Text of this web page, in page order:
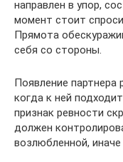
направлен в упор,
момент стоит
Прямота
себя со стороны.
Появление
когда к ней
признак ревности
должен
возлюбленной, иначе